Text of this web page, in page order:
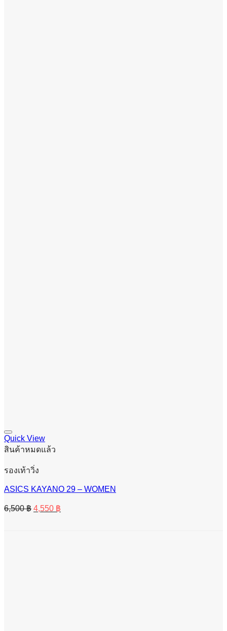
Quick View
สินค้าหมดแล้ว
รองเท้าวิ่ง
ASICS KAYANO 29 – WOMEN
6,500฿ Original
price
4,550 ฿
price